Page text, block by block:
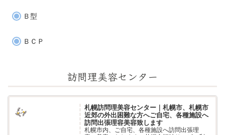
Ｂ型
ＢＣＰ
訪問理美容センター
札幌訪問理美容センター｜札幌市、札幌市
近郊の外出困難な方へご自宅、各種施設へ
訪問出張理容美容致します
札幌市内、ご自宅、各種施設へ訪問出張理